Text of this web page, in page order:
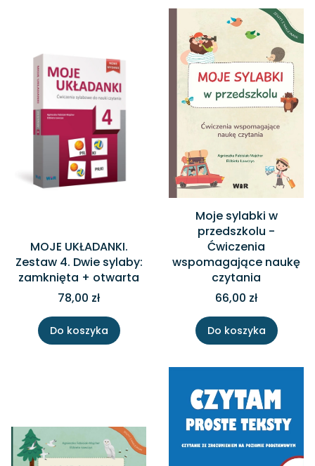
MOJE UKŁADANKI.
Zestaw 4. Dwie sylaby:
zamknięta + otwarta
78,00 zł
Do koszyka
Moje sylabki w
przedszkolu -
Ćwiczenia
wspomagające naukę
czytania
66,00 zł
Do koszyka